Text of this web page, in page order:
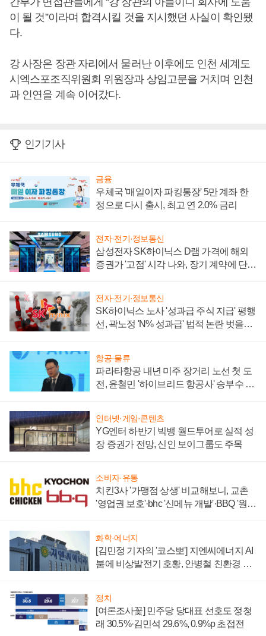
이 될 것”이라며 합격시킬 것을 지시했던 사실이 확인됐
다.
강 사장은 장관 자리에서 물러난 이후에도 인천 세계도
시엑스포조직위원회 위원장과 상임고문을 거치며 인천
과 인연을 계속 이어갔다.
인기기사
금융
우체국 '매일이자 파킹통장' 5만 계좌 한
정으로 다시 출시, 최고 연 2.0% 금리
전자·전기·정보통신
삼성전자 SK하이닉스 D램 가격에 해외
증권가 '고점' 시각 나와, 장기 계약에 단점
전자·전기·정보통신
SK하이닉스 노사 '성과급 주식 지급' 평행
선, 곽노정 'N% 성과급' 법적 논란 벗을지
항공·물류
파라타항공 내년 미주 장거리 노선 첫 도
전, 윤철민 '하이브리드 항공사' 승부수 통
인터넷·게임·콘텐츠
YG엔터 하반기 빅뱅 월드투어로 실적 성
장 증권가 전망, 신인 보이그룹도 주목
소비자·유통
치킨3사 '가맹점 상생' 비교해보니, 교촌
'영업권 보호'·bhc '신메뉴 개발'·BBQ '원가
화학·에너지
[김민정 기자의 '코스뽀'] 지엔씨에너지 AI
붐에 비상발전기 호황, 안병철 친환경 에
정치
[여론조사꽃] 민주당 당대표 선호도 정청
래 30.5%·김민석 29.6%, 0.9%p 초접전